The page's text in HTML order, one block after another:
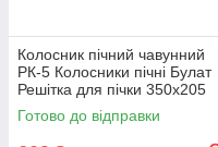
Колосник пічний чавунний
РК-5 Колосники пічні Булат
Решітка для пічки 350x205
мм Колосникові решітки
Готово до відправки